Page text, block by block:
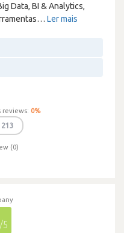
Data, BI & Analytics,
… Ler mais
reviews: 0%
213
(0)
/5